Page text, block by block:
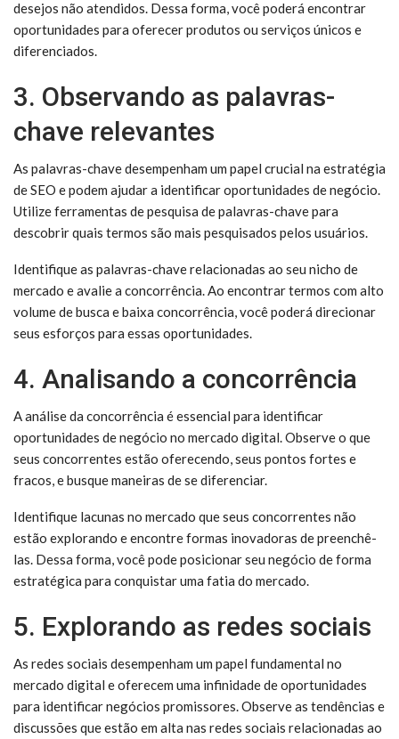
desejos não atendidos. Dessa forma, você poderá encontrar
oportunidades para oferecer produtos ou serviços únicos e
diferenciados.
3. Observando as palavras-
chave relevantes
As palavras-chave desempenham um papel crucial na estratégia
de SEO e podem ajudar a identificar oportunidades de negócio.
Utilize ferramentas de pesquisa de palavras-chave para
descobrir quais termos são mais pesquisados pelos usuários.
Identifique as palavras-chave relacionadas ao seu nicho de
mercado e avalie a concorrência. Ao encontrar termos com alto
volume de busca e baixa concorrência, você poderá direcionar
seus esforços para essas oportunidades.
4. Analisando a concorrência
A análise da concorrência é essencial para identificar
oportunidades de negócio no mercado digital. Observe o que
seus concorrentes estão oferecendo, seus pontos fortes e
fracos, e busque maneiras de se diferenciar.
Identifique lacunas no mercado que seus concorrentes não
estão explorando e encontre formas inovadoras de preenchê-
las. Dessa forma, você pode posicionar seu negócio de forma
estratégica para conquistar uma fatia do mercado.
5. Explorando as redes sociais
As redes sociais desempenham um papel fundamental no
mercado digital e oferecem uma infinidade de oportunidades
para identificar negócios promissores. Observe as tendências e
discussões que estão em alta nas redes sociais relacionadas ao